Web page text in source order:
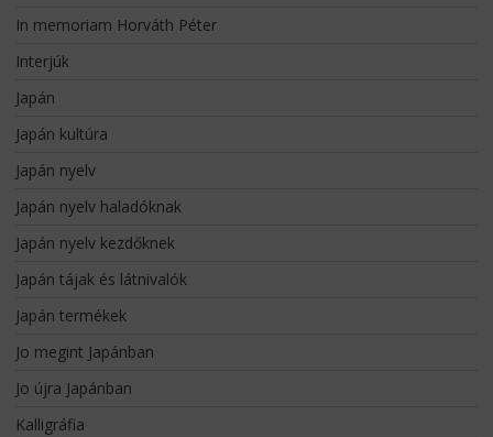
In memoriam Horváth Péter
Interjúk
Japán
Japán kultúra
Japán nyelv
Japán nyelv haladóknak
Japán nyelv kezdőknek
Japán tájak és látnivalók
Japán termékek
Jo megint Japánban
Jo újra Japánban
Kalligráfia